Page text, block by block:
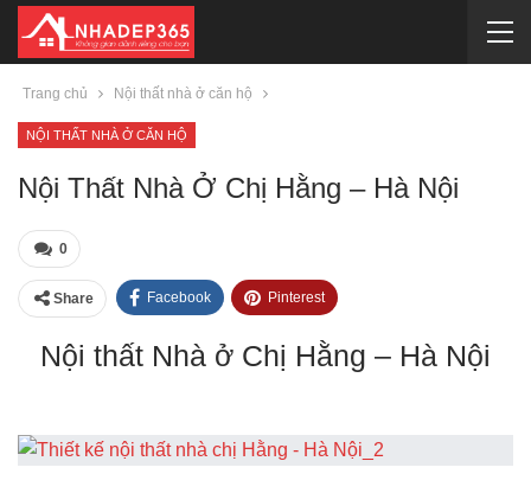
Trang chủ Nội thất nhà ở căn hộ
NỘI THẤT NHÀ Ở CĂN HỘ
Nội Thất Nhà Ở Chị Hằng – Hà Nội
0
Share Facebook Pinterest
Nội thất Nhà ở Chị Hằng – Hà Nội